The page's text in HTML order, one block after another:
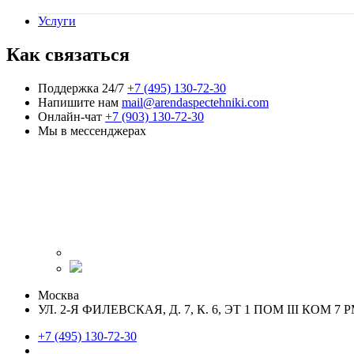
Услуги
Как связаться
Поддержка 24/7 +7 (495) 130-72-30
Напишите нам mail@arendaspectehniki.com
Онлайн-чат +7 (903) 130-72-30
Мы в мессенджерах
Москва
УЛ. 2-Я ФИЛЕВСКАЯ, Д. 7, К. 6, ЭТ 1 ПОМ III КОМ 7
+7 (495) 130-72-30